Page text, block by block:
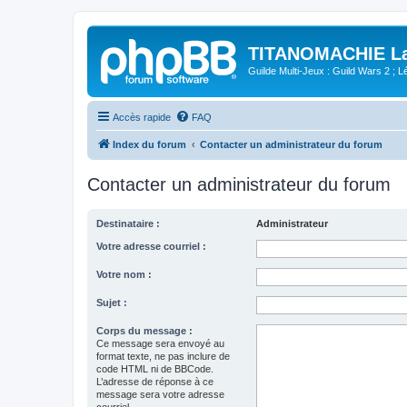
TITANOMACHIE
Guilde Multi-Jeux : Guild Wars 2 ;
Accès rapide FAQ
Index du forum Contacter un administrateur du forum
Contacter un administrateur du forum
Destinataire : Administrateur
Votre adresse courriel :
Votre nom :
Sujet :
Corps du message :
Ce message sera envoyé au
format texte, ne pas inclure de
code HTML ni de BBCode.
L’adresse de réponse à ce
message sera votre adresse